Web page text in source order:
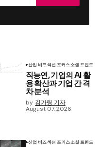
산업 비즈섹션 포커스소셜 트렌드
직능연, 기업의 AI 활
용 확산과 기업 간 격
차 분석
by 김가령 기자
August 07, 2026
산업 비즈섹션 포커스소셜 트렌드